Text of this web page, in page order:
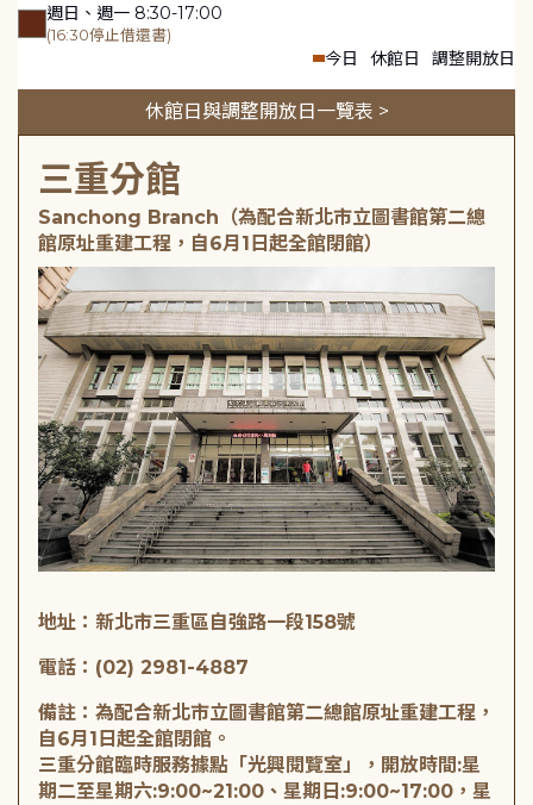
週日、週一 8:30-17:00
(16:30停止借還書)
今日 休館日 調整開放日
休館日與調整開放日一覽表 >
三重分館
Sanchong Branch（為配合新北市立圖書館第二總
館原址重建工程，自6月1日起全館閉館）
地址：新北市三重區自強路一段158號
電話：(02) 2981-4887
備註：為配合新北市立圖書館第二總館原址重建工程，
自6月1日起全館閉館。
三重分館臨時服務據點「光興閱覽室」，開放時間:星
期二至星期六:9:00~21:00、星期日:9:00~17:00，星